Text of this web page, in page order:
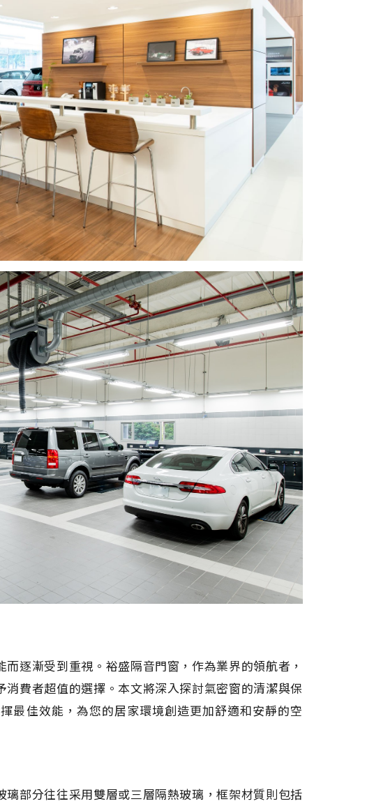
逐漸受到重視。裕盛隔音門窗，作為業界的領航者，
費者超值的選擇。本文將深入探討氣密窗的清潔與保
最佳效能，為您的居家環境創造更加舒適和安靜的空
部分往往采用雙層或三層隔熱玻璃，框架材質則包括